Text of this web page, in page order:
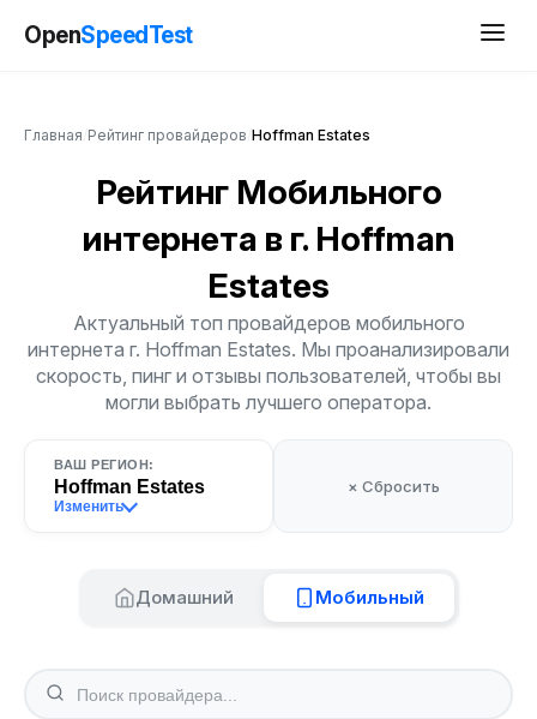
OpenSpeedTest
Главная Рейтинг провайдеров Hoffman Estates
Рейтинг Мобильного
интернета в г. Hoffman
Estates
Актуальный топ провайдеров мобильного
интернета г. Hoffman Estates. Мы проанализировали
скорость, пинг и отзывы пользователей, чтобы вы
могли выбрать лучшего оператора.
ВАШ РЕГИОН:
Hoffman Estates
Изменить
× Сбросить
Домашний Мобильный